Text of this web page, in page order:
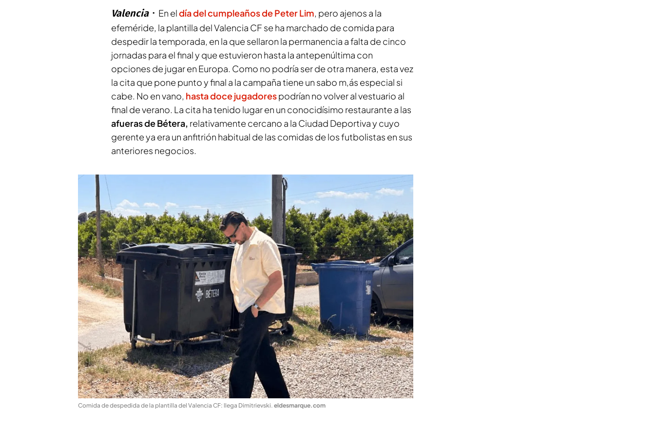
Valencia En eldía del cumpleaños dePeter Lim, pero ajenos a la
efeméride, la plantilla del Valencia CF se ha marchado de comida para
despedir la temporada, en la que sellaron la permanencia a falta de cinco
jornadas para el final y que estuvieron hasta la antepenúltima con
opciones de jugar en Europa. Como no podría ser de otra manera, esta vez
la cita que pone punto y final a la campaña tiene un sabo m,ás especial si
cabe. No en vano, hasta doce jugadorespodrían no volver al vestuario al
final de verano. La cita ha tenido lugar en un conocidísimo restaurante a las
afueras de Bétera, relativamente cercano a la Ciudad Deportiva y cuyo
gerente ya era un anfitrión habitual de las comidas de los futbolistas en sus
anteriores negocios.
Comida de despedida de la plantilla del Valencia CF: llega Dimitrievski. eldesmarque.com